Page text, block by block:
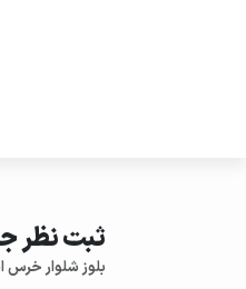
ثبت نظر
بلوز شلوار خرس